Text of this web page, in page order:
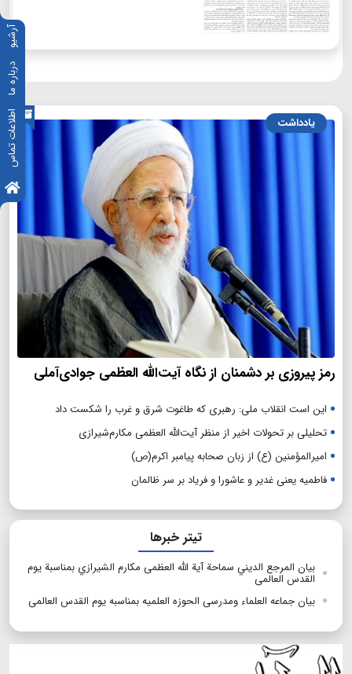
آرشیو
درباره ما
اطلاعات تماس یادداشت
رمز پیروزی بر دشمنان از نگاه آیت‌الله العظمی جوادی‌آملی
این است انقلاب ملی: رهبری که طاغوت شرق و غرب را شکست داد
تحلیلی بر تحولات اخیر از منظر آیت‌الله العظمی مکارم‌شیرازی
امیرالمؤمنین (ع) از زبان صحابه پیامبر اکرم(ص)
فاطمیه یعنی غدیر و عاشورا و فریاد بر سر ظالمان
تیتر خبرها
بیان المرجع الدیني سماحة آیة الله العظمی مکارم الشیرازي بمناسبة یوم
القدس العالمی
بیان جماعه العلماء ومدرسی الحوزه العلمیه بمناسبه یوم القدس العالمی